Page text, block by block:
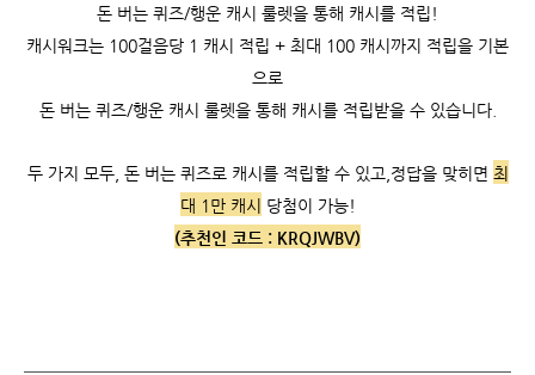
돈 버는 퀴즈/행운 캐시 룰렛을 통해 캐시를 적립!
캐시워크는 100걸음당 1 캐시 적립 + 최대 100 캐시까지 적립을 기본
으로
돈 버는 퀴즈/행운 캐시 룰렛을 통해 캐시를 적립받을 수 있습니다.
두 가지 모두, 돈 버는 퀴즈로 캐시를 적립할 수 있고, 정답을 맞히면 최
대 1만 캐시
당첨이 가능!
(추천인 코드 : KRQJWBV)